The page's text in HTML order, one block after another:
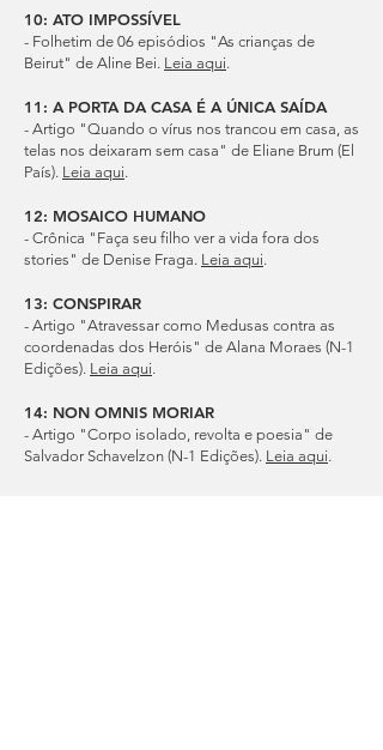
10: ATO IMPOSSÍVEL
- Folhetim de 06 episódios "As crianças de
Beirut" de Aline Bei. Leia aqui.
11: A PORTA DA CASA É A ÚNICA SAÍDA
- Artigo "Quando o vírus nos trancou em casa, as
telas nos deixaram sem casa" de Eliane Brum (El
País). Leia aqui.
12: MOSAICO HUMANO
- Crônica "Faça seu filho ver a vida fora dos
stories" de Denise Fraga. Leia aqui.
13: CONSPIRAR
- Artigo "Atravessar como Medusas contra as
coordenadas dos Heróis" de Alana Moraes (N-1
Edições). Leia aqui.
14: NON OMNIS MORIAR
- Artigo "Corpo isolado, revolta e poesia" de
Salvador Schavelzon (N-1 Edições). Leia aqui.